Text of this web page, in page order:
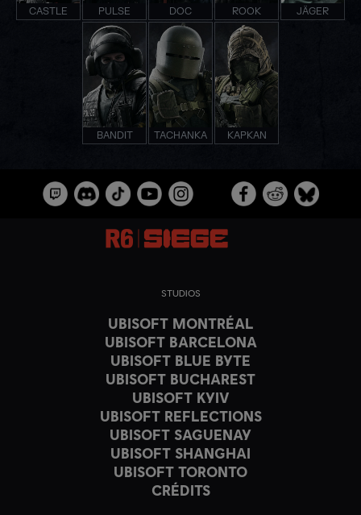
CASTLE PULSE DOC ROOK JÄGER
BANDIT TACHANKA KAPKAN
STUDIOS
UBISOFT MONTRÉAL
UBISOFT BARCELONA
UBISOFT BLUE BYTE
UBISOFT BUCHAREST
UBISOFT KYIV
UBISOFT REFLECTIONS
UBISOFT SAGUENAY
UBISOFT SHANGHAI
UBISOFT TORONTO
CRÉDITS